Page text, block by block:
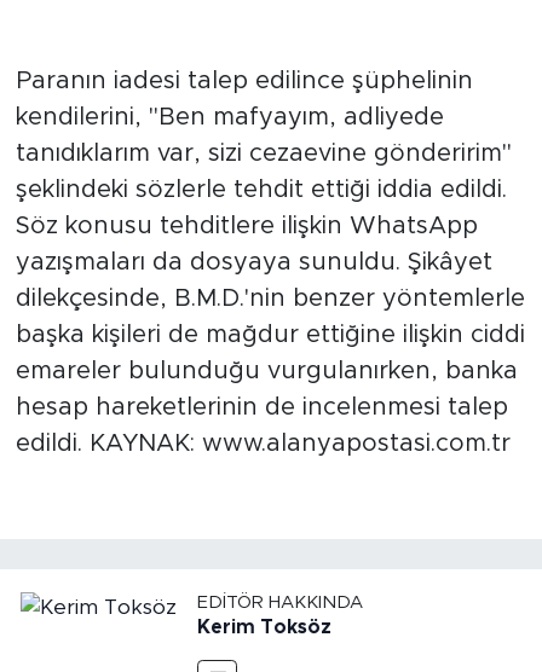
Paranın iadesi talep edilince şüphelinin
kendilerini, "Ben mafyayım, adliyede
tanıdıklarım var, sizi cezaevine gönderirim"
şeklindeki sözlerle tehdit ettiği iddia edildi.
Söz konusu tehditlere ilişkin WhatsApp
yazışmaları da dosyaya sunuldu. Şikâyet
dilekçesinde, B.M.D.'nin benzer yöntemlerle
başka kişileri de mağdur ettiğine ilişkin ciddi
emareler bulunduğu vurgulanırken, banka
hesap hareketlerinin de incelenmesi talep
edildi. KAYNAK: www.alanyapostasi.com.tr
EDITÖR HAKKINDA
Kerim Toksöz